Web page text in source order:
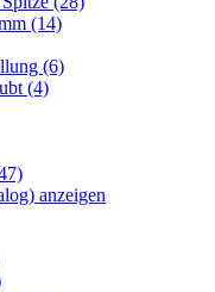
(14)
(6)
(4)
anzeigen